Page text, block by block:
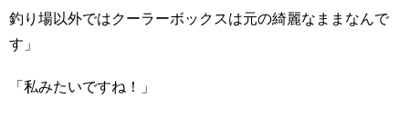
釣り場以外ではクーラーボックスは元の綺麗なままなんで
す」
「私みたいですね！」